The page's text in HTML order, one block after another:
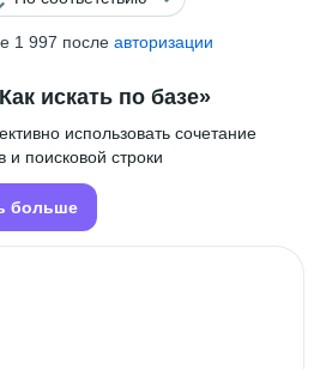
1 997 после авторизации
искать по базе»
использовать сочетание
и поисковой строки
больше